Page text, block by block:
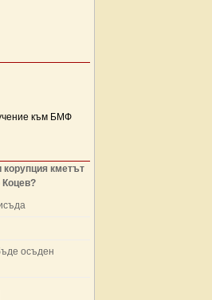
към БМФ
кметът
осъден